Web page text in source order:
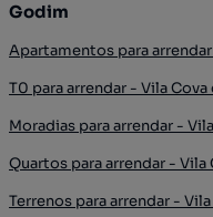
Godim
Apartamentos para
T0 para arrendar - Vila
Moradias para arrendar -
Quartos para arrendar - Vila
Terrenos para arrendar -